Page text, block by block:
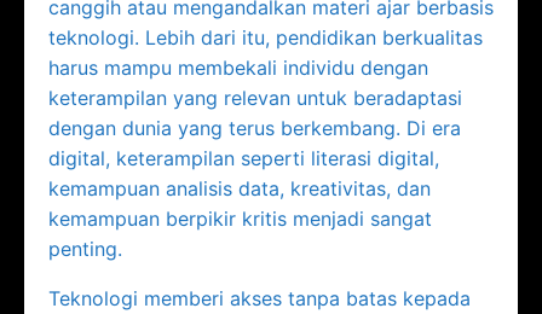
canggih atau mengandalkan materi ajar berbasis
teknologi. Lebih dari itu, pendidikan berkualitas
harus mampu membekali individu dengan
keterampilan yang relevan untuk beradaptasi
dengan dunia yang terus berkembang. Di era
digital, keterampilan seperti literasi digital,
kemampuan analisis data, kreativitas, dan
kemampuan berpikir kritis menjadi sangat
penting.
Teknologi memberi akses tanpa batas kepada